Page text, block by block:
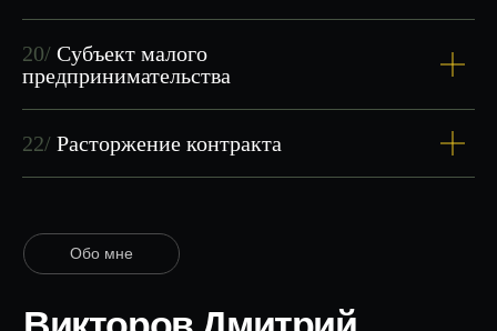
20/ Субъект малого
предпринимательства
22/ Расторжение контракта